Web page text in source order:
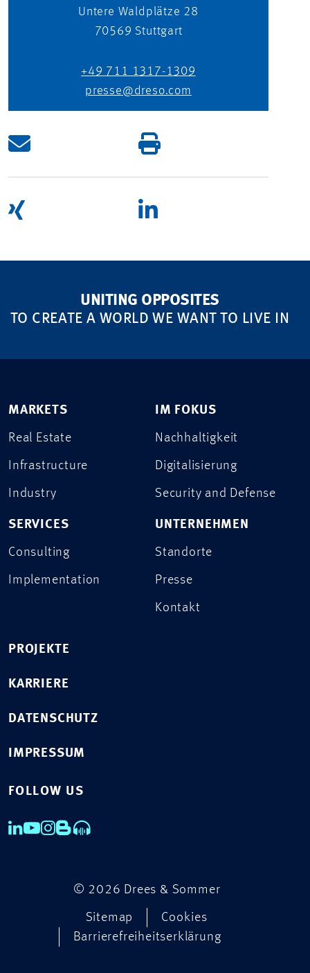
Untere Waldplätze 28
70569 Stuttgart
+49 711 1317-1309
presse@dreso.com
UNITING OPPOSITES
TO CREATE A WORLD WE WANT TO LIVE IN
MARKETS
Real Estate
Infrastructure
Industry
SERVICES
Consulting
Implementation
IM FOKUS
Nachhaltigkeit
Digitalisierung
Security and Defense
UNTERNEHMEN
Standorte
Presse
Kontakt
PROJEKTE
KARRIERE
DATENSCHUTZ
IMPRESSUM
FOLLOW US
© 2026 Drees & Sommer
Sitemap
Cookies
Barrierefreiheitserklärung